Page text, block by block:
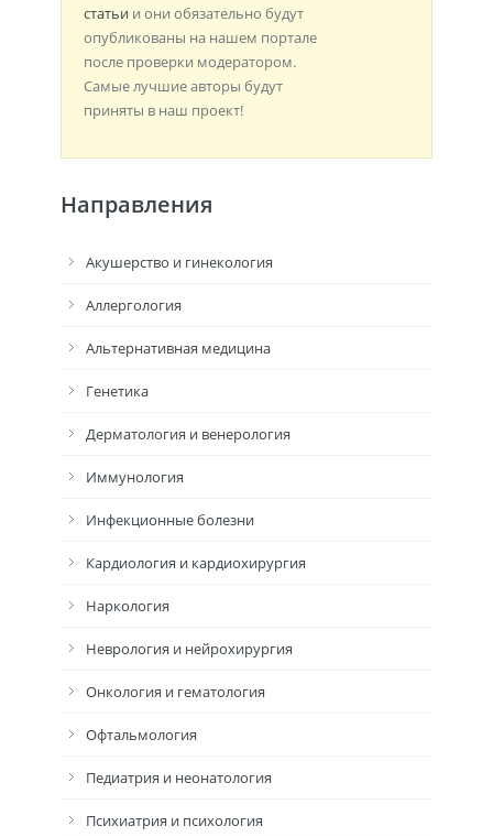
статьи и они обязательно будут
опубликованы на нашем портале
после проверки модератором.
Самые лучшие авторы будут
приняты в наш проект!
Направления
Акушерство и гинекология
Аллергология
Альтернативная медицина
Генетика
Дерматология и венерология
Иммунология
Инфекционные болезни
Кардиология и кардиохирургия
Наркология
Неврология и нейрохирургия
Онкология и гематология
Офтальмология
Педиатрия и неонатология
Психиатрия и психология